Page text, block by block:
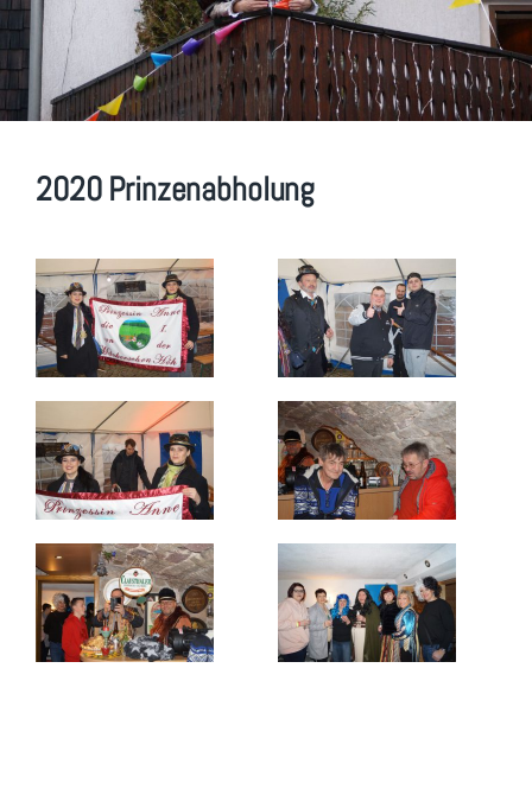
2020 Prinzenabholung